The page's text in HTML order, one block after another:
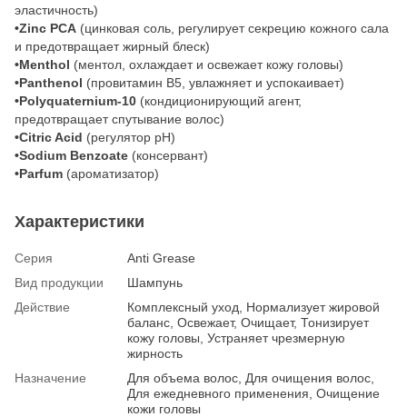
эластичность)
•Zinc PCA (цинковая соль, регулирует секрецию кожного сала
и предотвращает жирный блеск)
•Menthol (ментол, охлаждает и освежает кожу головы)
•Panthenol (провитамин B5, увлажняет и успокаивает)
•Polyquaternium-10 (кондиционирующий агент,
предотвращает спутывание волос)
•Citric Acid (регулятор pH)
•Sodium Benzoate (консервант)
•Parfum (ароматизатор)
Характеристики
Серия
Anti Grease
Вид продукции
Шампунь
Действие
Комплексный уход, Нормализует жировой
баланс, Освежает, Очищает, Тонизирует
кожу головы, Устраняет чрезмерную
жирность
Назначение
Для объема волос, Для очищения волос,
Для ежедневного применения, Очищение
кожи головы